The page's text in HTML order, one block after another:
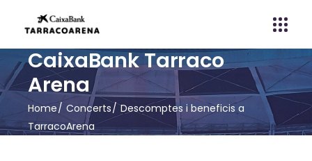
CaixaBank Tarraco
Arena
Home Concerts
Descomptes i beneficis a
TarracoArena